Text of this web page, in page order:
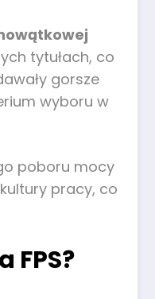
tytułach, co
gorsze
wyboru w
poboru mocy
pracy, co